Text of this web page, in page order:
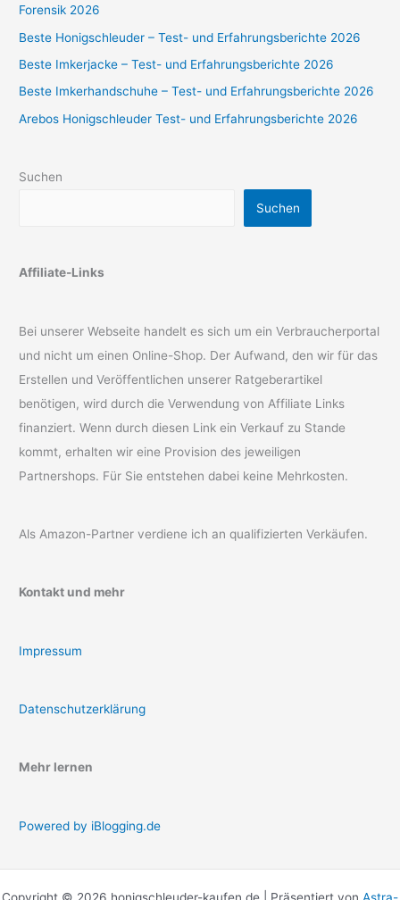
Forensik 2026
Beste Honigschleuder – Test- und Erfahrungsberichte 2026
Beste Imkerjacke – Test- und Erfahrungsberichte 2026
Beste Imkerhandschuhe – Test- und Erfahrungsberichte 2026
Arebos Honigschleuder Test- und Erfahrungsberichte 2026
Suchen
Suchen
Affiliate-Links
Bei unserer Webseite handelt es sich um ein Verbraucherportal
und nicht um einen Online-Shop. Der Aufwand, den wir für das
Erstellen und Veröffentlichen unserer Ratgeberartikel
benötigen, wird durch die Verwendung von Affiliate Links
finanziert. Wenn durch diesen Link ein Verkauf zu Stande
kommt, erhalten wir eine Provision des jeweiligen
Partnershops. Für Sie entstehen dabei keine Mehrkosten.
Als Amazon-Partner verdiene ich an qualifizierten Verkäufen.
Kontakt und mehr
Impressum
Datenschutzerklärung
Mehr lernen
Powered by iBlogging.de
Copyright © 2026 honigschleuder-kaufen.de | Präsentiert von Astra-